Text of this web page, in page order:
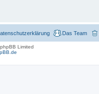
Das Team
Limited